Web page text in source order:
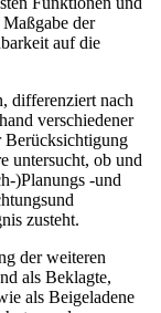
der
auf die
differenziert nach
verschiedener
Berücksichtigung
untersucht, ob und
)Planungs -und
zusteht.
der weiteren
als Beklagte,
als Beigeladene